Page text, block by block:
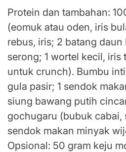
Protein dan tambahan:
(eomuk atau oden, iris
rebus, iris; 2 batang
serong; 1 wortel kecil, iris
untuk crunch). Bumbu
gula pasir; 1 sendok
siung bawang putih
gochugaru (bubuk cabai,
sendok makan minyak
Opsional: 50 gram keju